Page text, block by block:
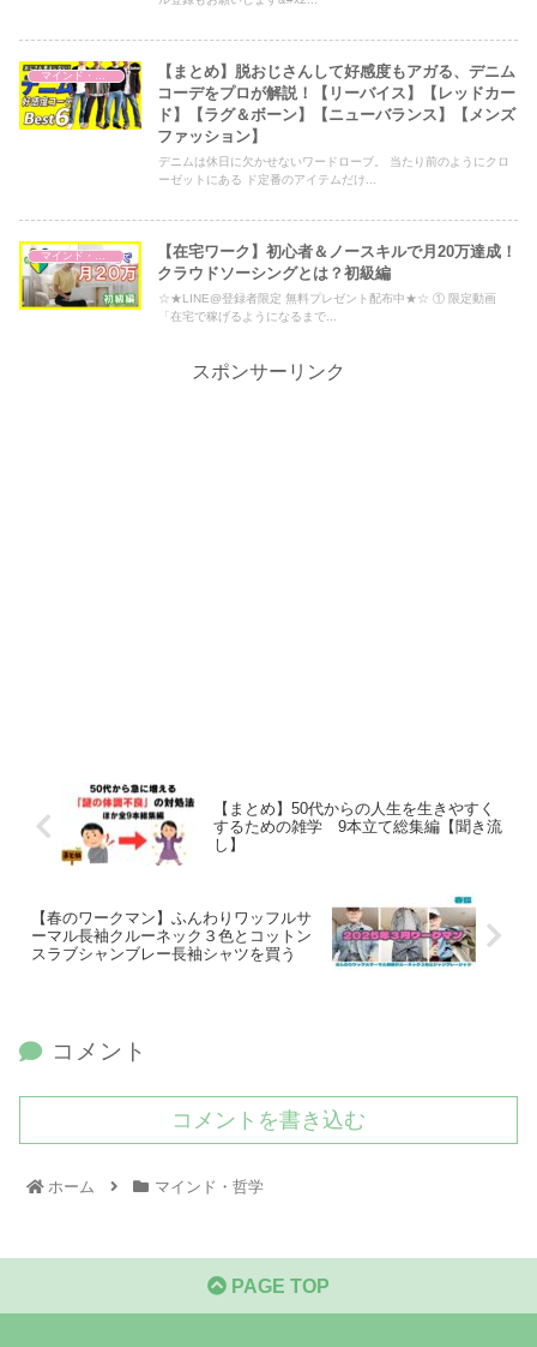
マインド・哲学
【まとめ】脱おじさんして好感度もアガる、デニム
コーデをプロが解説！【リーバイス】【レッドカー
ド】【ラグ＆ボーン】【ニューバランス】【メンズ
ファッション】
デニムは休日に欠かせないワードローブ。 当たり前のようにクロ
ーゼットにある ド定番のアイテムだけ...
マインド・哲学
【在宅ワーク】初心者＆ノースキルで月20万達成！
クラウドソーシングとは？初級編
☆★LINE@登録者限定 無料プレゼント配布中★☆ ① 限定動画
「在宅で稼げるようになるまで...
スポンサーリンク
【まとめ】50代からの人生を生きやすく
するための雑学 9本立て総集編【聞き流
し】
【春のワークマン】ふんわりワッフルサ
ーマル長袖クルーネック３色とコットン
スラブシャンブレー長袖シャツを買う
コメント
コメントを書き込む
ホーム マインド・哲学
PAGE TOP